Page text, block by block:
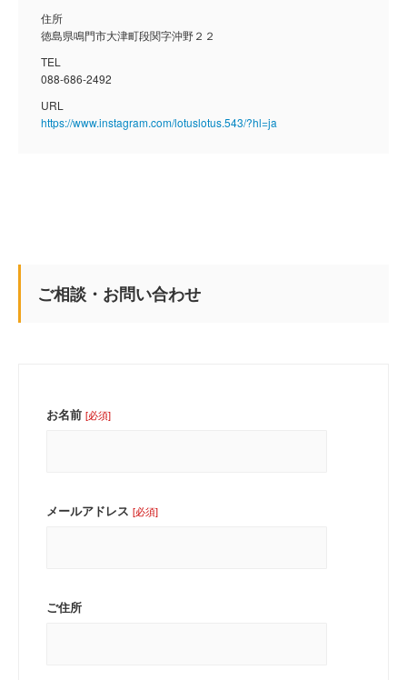
住所
徳島県鳴門市大津町段関字沖野２２
TEL
088-686-2492
URL
https://www.instagram.com/lotuslotus.543/?hl=ja
ご相談・お問い合わせ
お名前 [必須]
メールアドレス [必須]
ご住所